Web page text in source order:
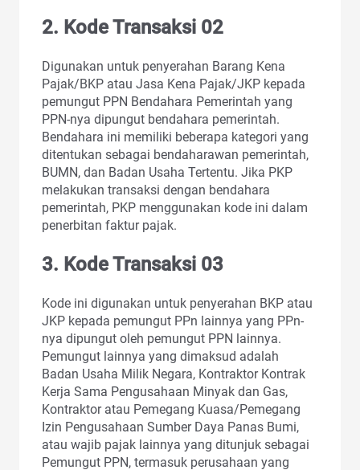
2. Kode Transaksi 02
Digunakan untuk penyerahan Barang Kena
Pajak/BKP atau Jasa Kena Pajak/JKP kepada
pemungut PPN Bendahara Pemerintah yang
PPN-nya dipungut bendahara pemerintah.
Bendahara ini memiliki beberapa kategori yang
ditentukan sebagai bendaharawan pemerintah,
BUMN, dan Badan Usaha Tertentu. Jika PKP
melakukan transaksi dengan bendahara
pemerintah, PKP menggunakan kode ini dalam
penerbitan faktur pajak.
3. Kode Transaksi 03
Kode ini digunakan untuk penyerahan BKP atau
JKP kepada pemungut PPn lainnya yang PPn-
nya dipungut oleh pemungut PPN lainnya.
Pemungut lainnya yang dimaksud adalah
Badan Usaha Milik Negara, Kontraktor Kontrak
Kerja Sama Pengusahaan Minyak dan Gas,
Kontraktor atau Pemegang Kuasa/Pemegang
Izin Pengusahaan Sumber Daya Panas Bumi,
atau wajib pajak lainnya yang ditunjuk sebagai
Pemungut PPN, termasuk perusahaan yang